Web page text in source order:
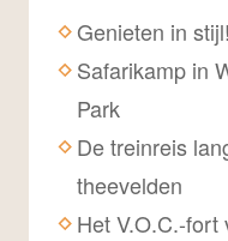
Genieten in stijl!
Safarikamp in
Park
De treinreis
theevelden
Het V.O.C.-fort